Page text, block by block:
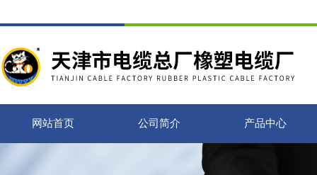
网站首页 公司简介 产品中心